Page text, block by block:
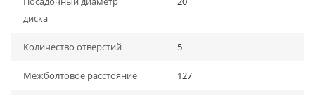
диска
Количество отверстий 5
Межболтовое расстояние 127